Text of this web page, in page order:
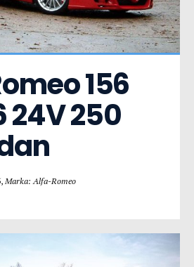
156
24V 250
, Marka: Alfa-Romeo